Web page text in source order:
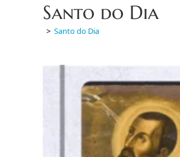
Santo do Dia
> Santo do Dia